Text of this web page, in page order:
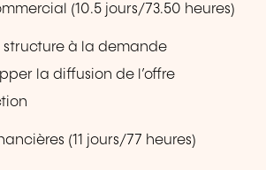
(10.5 jours/73.50 heures)
structure à la demande
la diffusion de l’offre
(11 jours/77 heures)